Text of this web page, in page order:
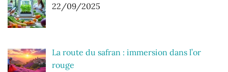
22/09/2025
La route du safran : immersion dans l’or
rouge